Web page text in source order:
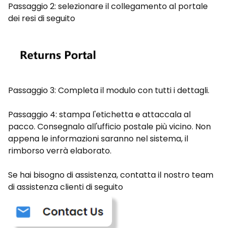
Passaggio 2: selezionare il collegamento al portale
dei resi di seguito
Passaggio 3: Completa il modulo con tutti i dettagli.
Passaggio 4: stampa l'etichetta e attaccala al
pacco. Consegnalo all'ufficio postale più vicino. Non
appena le informazioni saranno nel sistema, il
rimborso verrà elaborato.
Se hai bisogno di assistenza, contatta il nostro team
di assistenza clienti di seguito